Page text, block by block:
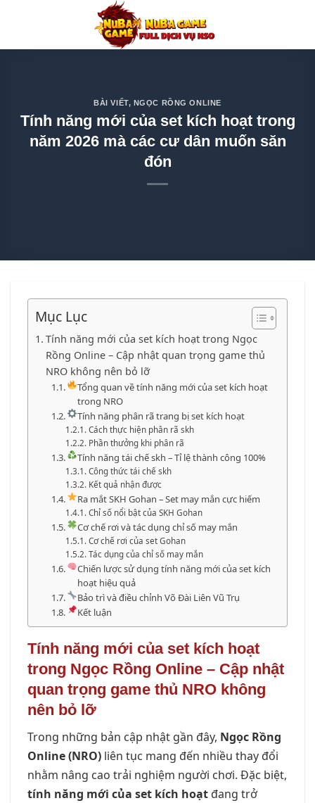
nội
BÀI VIẾT, NGỌC RỒNG ONLINE
Tính năng mới của set kích hoạt trong
năm 2026 mà các cư dân muốn săn
đón
Mục Lục
Tính năng mới của set kích hoạt trong Ngọc
Rồng Online – Cập nhật quan trọng game thủ
NRO không nên bỏ lỡ
Tổng quan về tính năng mới của set kích hoạt
trong NRO
Tính năng phân rã trang bị set kích hoạt
Cách thực hiện phân rã skh
Phần thưởng khi phân rã
Tính năng tái chế skh – Tỉ lệ thành công 100%
Công thức tái chế skh
Kết quả nhận được
Ra mắt SKH Gohan – Set may mắn cực hiếm
Chỉ số nổi bật của SKH Gohan
Cơ chế rơi và tác dụng chỉ số may mắn
Cơ chế rơi của set Gohan
Tác dụng của chỉ số may mắn
Chiến lược sử dụng tính năng mới của set kích
hoạt hiệu quả
Bảo trì và điều chỉnh Võ Đài Liên Vũ Trụ
Kết luận
Tính năng mới của set kích hoạt
trong Ngọc Rồng Online – Cập nhật
quan trọng game thủ NRO không
nên bỏ lỡ
Trong những bản cập nhật gần đây, Ngọc Rồng
Online (NRO) liên tục mang đến nhiều thay đổi
nhằm nâng cao trải nghiệm người chơi. Đặc biệt,
tính năng mới của set kích hoạt đang trở